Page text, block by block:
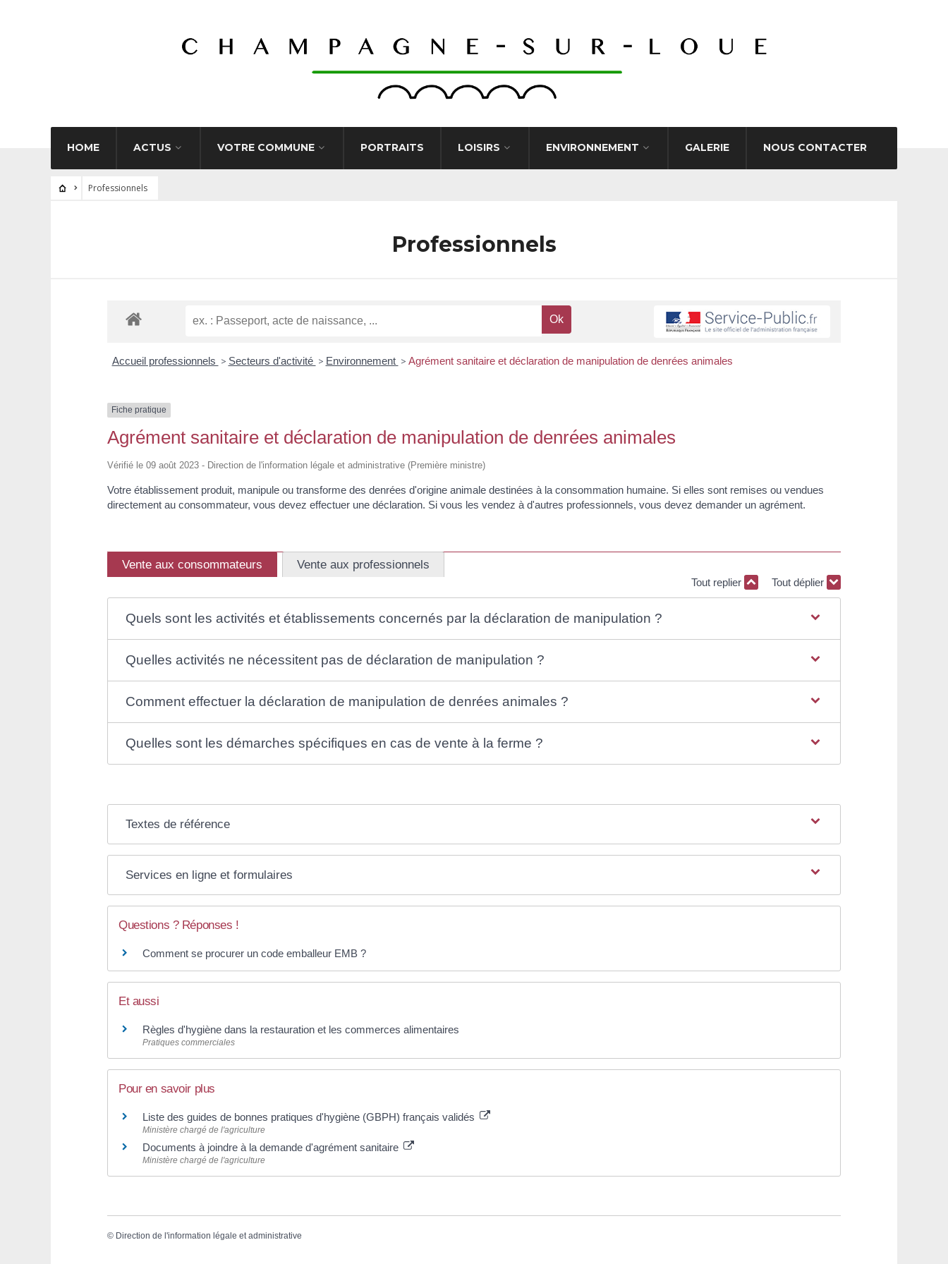
HOME ACTUS VOTRE COMMUNE PORTRAITS LOISIRS ENVIRONNEMENT GALERIE NOUS CONTACTER
Professionnels
Professionnels
Accueil professionnels > Secteurs d'activité > Environnement > Agrément sanitaire et déclaration de manipulation de denrées animales
Fiche pratique
Agrément sanitaire et déclaration de manipulation de denrées animales
Vérifié le 09 août 2023 - Direction de l'information légale et administrative (Première ministre)
Votre établissement produit, manipule ou transforme des denrées d'origine animale destinées à la consommation humaine. Si elles sont remises ou vendues
directement au consommateur, vous devez effectuer une déclaration. Si vous les vendez à d'autres professionnels, vous devez demander un agrément.
Vente aux consommateurs Vente aux professionnels
Tout replier Tout déplier
Quels sont les activités et établissements concernés par la déclaration de manipulation ?
Quelles activités ne nécessitent pas de déclaration de manipulation ?
Comment effectuer la déclaration de manipulation de denrées animales ?
Quelles sont les démarches spécifiques en cas de vente à la ferme ?
Textes de référence
Services en ligne et formulaires
Questions ? Réponses !
Comment se procurer un code emballeur EMB ?
Et aussi
Règles d'hygiène dans la restauration et les commerces alimentaires
Pratiques commerciales
Pour en savoir plus
Liste des guides de bonnes pratiques d'hygiène (GBPH) français validés
Ministère chargé de l'agriculture
Documents à joindre à la demande d'agrément sanitaire
Ministère chargé de l'agriculture
© Direction de l'information légale et administrative